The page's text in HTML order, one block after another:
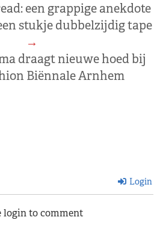
een grappige anekdote
stukje dubbelzijdig tape
→
draagt nieuwe hoed bij
Biënnale Arnhem
Login
login to comment